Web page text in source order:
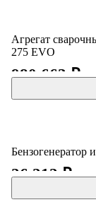
Агрегат
275 EVO
980 663 ₽
Бензогенератор
26 212 ₽